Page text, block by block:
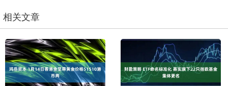
相关文章